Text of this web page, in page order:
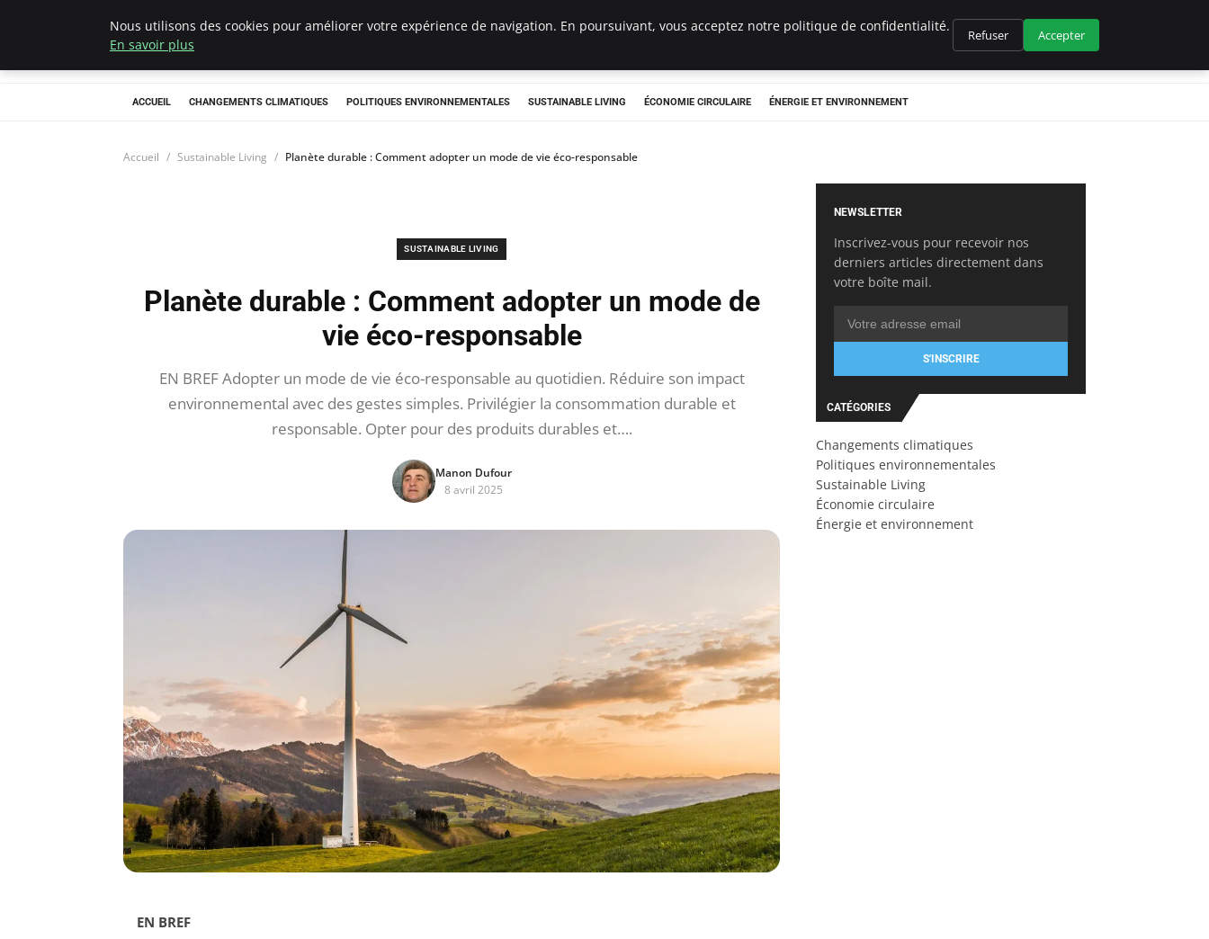
Climategatecountryclub.com
ACCUEIL CHANGEMENTS CLIMATIQUES POLITIQUES ENVIRONNEMENTALES SUSTAINABLE LIVING ÉCONOMIE CIRCULAIRE ÉNERGIE ET ENVIRONNEMENT
Accueil Sustainable Living Planète durable : Comment adopter un mode de vie éco-responsable
SUSTAINABLE LIVING
Planète durable : Comment adopter un mode de
vie éco-responsable
EN BREF Adopter un mode de vie éco-responsable au quotidien. Réduire son impact
environnemental avec des gestes simples. Privilégier la consommation durable et
responsable. Opter pour des produits durables et….
Manon Dufour
8 avril 2025
EN BREF
NEWSLETTER
Inscrivez-vous pour recevoir nos
derniers articles directement dans
votre boîte mail.
S'INSCRIRE
CATÉGORIES
Changements climatiques
Politiques environnementales
Sustainable Living
Économie circulaire
Énergie et environnement
Nous utilisons des cookies pour améliorer votre expérience de navigation. En poursuivant, vous acceptez notre politique de confidentialité.
En savoir plus
Refuser Accepter